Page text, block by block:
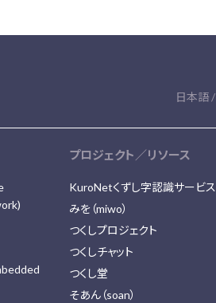
日本語
プロジェクト／リソース
KuroNetくずし字認識サービス
みを（miwo）
つくしプロジェクト
つくしチャット
つくし堂
そあん（soan）